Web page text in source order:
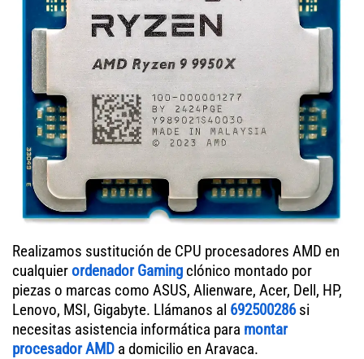
Realizamos sustitución de CPU procesadores AMD en
cualquierordenador Gaming clónico montado por
piezas o marcas como ASUS, Alienware, Acer, Dell, HP,
Lenovo, MSI, Gigabyte. Llámanos al 692500286si
necesitas asistencia informática para montar
procesador AMD a domicilio en Aravaca.